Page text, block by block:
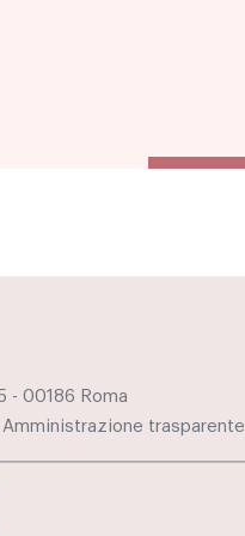
- 00186 Roma
Amministrazione trasparente